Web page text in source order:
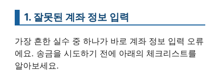
1. 잘못된 계좌 정보 입력
가장 흔한 실수 중 하나가 바로 계좌 정보 입력 오류
에요. 송금을 시도하기 전에 아래의 체크리스트를
알아보세요.